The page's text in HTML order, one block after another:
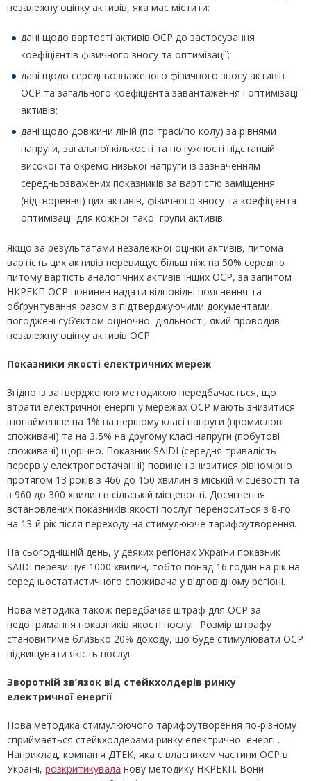
незалежну оцінку активів, яка має містити:
дані щодо вартості активів ОСР до застосування
коефіцієнтів фізичного зносу та оптимізації;
дані щодо середньозваженого фізичного зносу активів
ОСР та загального коефіцієнта завантаження і оптимізації
активів;
дані щодо довжини ліній (по трасі/по колу) за рівнями
напруги, загальної кількості та потужності підстанцій
високої та окремо низької напруги із зазначенням
середньозважених показників за вартістю заміщення
(відтворення) цих активів, фізичного зносу та коефіцієнта
оптимізації для кожної такої групи активів.
Якщо за результатами незалежної оцінки активів, питома
вартість цих активів перевищує більш ніж на 50% середню
питому вартість аналогічних активів інших ОСР, за запитом
НКРЕКП ОСР повинен надати відповідні пояснення та
обґрунтування разом з підтверджуючими документами,
погоджені суб’єктом оціночної діяльності, який проводив
незалежну оцінку активів ОСР.
Показники якості електричних мереж
Згідно із затвердженою методикою передбачається, що
втрати електричної енергії у мережах ОСР мають знизитися
щонайменше на 1% на першому класі напруги (промислові
споживачі) та на 3,5% на другому класі напруги (побутові
споживачі) щорічно. Показник SAIDI (середня тривалість
перерв у електропостачанні) повинен знизитися рівномірно
протягом 13 років з 466 до 150 хвилин в міській місцевості та
з 960 до 300 хвилин в сільській місцевості. Досягнення
встановлених показників якості послуг переноситься з 8-го
на 13-й рік після переходу на стимулююче тарифоутворення.
На сьогоднішній день, у деяких регіонах України показник
SAIDI перевищує 1000 хвилин, тобто понад 16 годин на рік на
середньостатистичного споживача у відповідному регіоні.
Нова методика також передбачає штраф для ОСР за
недотримання показників якості послуг. Розмір штрафу
становитиме близько 20% доходу, що буде стимулювати ОСР
підвищувати якість послуг.
Зворотній зв’язок від стейкхолдерів ринку
електричної енергії
Нова методика стимулюючого тарифоутворення по-різному
сприймається стейкхолдерами ринку електричної енергії.
Наприклад, компанія ДТЕК, яка є власником частини ОСР в
Україні, розкритикувала нову методику НКРЕКП. Вони